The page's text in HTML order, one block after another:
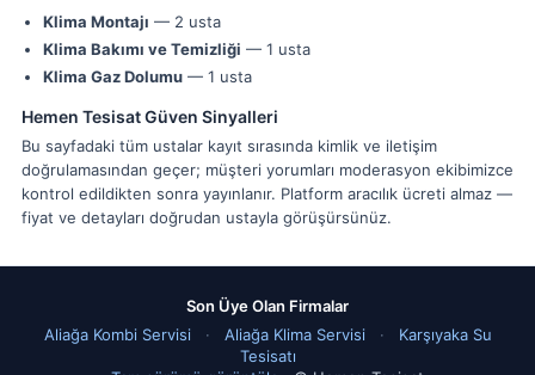
Klima Montajı — 2 usta
Klima Bakımı ve Temizliği — 1 usta
Klima Gaz Dolumu — 1 usta
Hemen Tesisat Güven Sinyalleri
Bu sayfadaki tüm ustalar kayıt sırasında kimlik ve iletişim
doğrulamasından geçer; müşteri yorumları moderasyon ekibimizce
kontrol edildikten sonra yayınlanır. Platform aracılık ücreti almaz —
fiyat ve detayları doğrudan ustayla görüşürsünüz.
Son Üye Olan Firmalar
Aliağa Kombi Servisi
· Aliağa Klima Servisi ·
Karşıyaka Su
Tesisatı